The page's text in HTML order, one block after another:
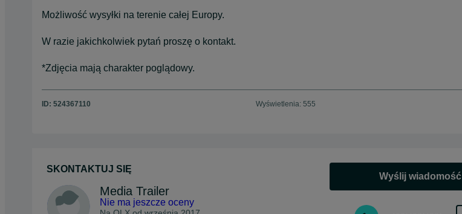
Możliwość wysyłki na terenie całej Europy.
W razie jakichkolwiek pytań proszę o kontakt.
*Zdjęcia mają charakter poglądowy.
ID: 524367110 Wyświetlenia: 555
SKONTAKTUJ SIĘ
Media Trailer
Nie ma jeszcze oceny
Wyślij wiadomość